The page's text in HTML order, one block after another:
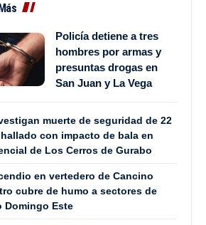
Policía detiene a tres
hombres por armas y
presuntas drogas en
San Juan y La Vega
muerte de seguridad de 22
con impacto de bala en
de Los Cerros de Gurabo
en vertedero de Cancino
cubre de humo a sectores de
Domingo Este